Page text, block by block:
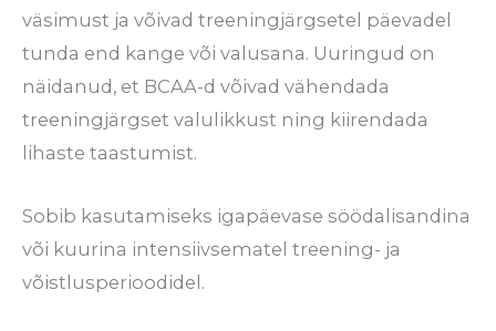
väsimust ja võivad treeningjärgsetel päevadel
tunda end kange või valusana. Uuringud on
näidanud, et BCAA-d võivad vähendada
treeningjärgset valulikkust ning kiirendada
lihaste taastumist.
Sobib kasutamiseks igapäevase söödalisandina
või kuurina intensiivsematel treening- ja
võistlusperioodidel.